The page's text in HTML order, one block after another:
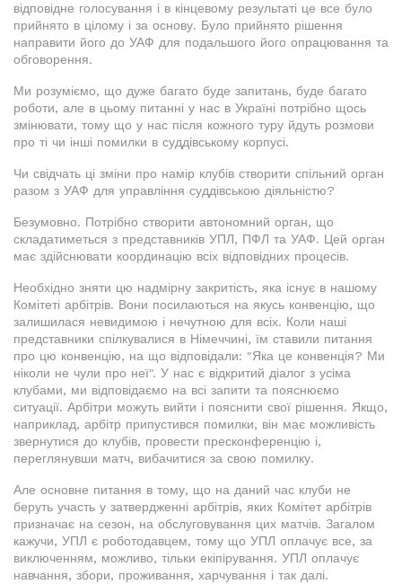
відповідне голосування і в кінцевому результаті це все було
прийнято в цілому і за основу. Було прийнято рішення
направити його до УАФ для подальшого його опрацювання та
обговорення.
Ми розуміємо, що дуже багато буде запитань, буде багато
роботи, але в цьому питанні у нас в Україні потрібно щось
змінювати, тому що у нас після кожного туру йдуть розмови
про ті чи інші помилки в суддівському корпусі.
Чи свідчать ці зміни про намір клубів створити спільний орган
разом з УАФ для управління суддівською діяльністю?
Безумовно. Потрібно створити автономний орган, що
складатиметься з представників УПЛ, ПФЛ та УАФ. Цей орган
має здійснювати координацію всіх відповідних процесів.
Необхідно зняти цю надмірну закритість, яка існує в нашому
Комітеті арбітрів. Вони посилаються на якусь конвенцію, що
залишилася невидимою і нечутною для всіх. Коли наші
представники спілкувалися в Німеччині, їм ставили питання
про цю конвенцію, на що відповідали: "Яка це конвенція? Ми
ніколи не чули про неї". У нас є відкритий діалог з усіма
клубами, ми відповідаємо на всі запити та пояснюємо
ситуації. Арбітри можуть вийти і пояснити свої рішення. Якщо,
наприклад, арбітр припустився помилки, він має можливість
звернутися до клубів, провести пресконференцію і,
переглянувши матч, вибачитися за свою помилку.
Але основне питання в тому, що на даний час клуби не
беруть участь у затвердженні арбітрів, яких Комітет арбітрів
призначає на сезон, на обслуговування цих матчів. Загалом
кажучи, УПЛ є роботодавцем, тому що УПЛ оплачує все, за
виключенням, можливо, тільки екіпірування. УПЛ оплачує
навчання, збори, проживання, харчування і так далі.